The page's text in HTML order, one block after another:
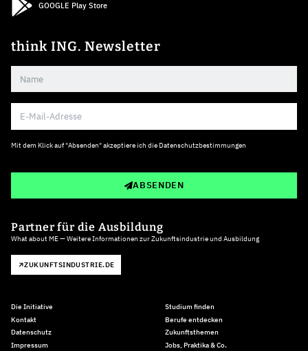
GOOGLE Play Store
think ING. Newsletter
Mit dem Klick auf "Absenden" akzeptiere ich die Datenschutzbestimmungen
ABSENDEN
Partner für die Ausbildung
What about ME — Weitere Informationen zur Zukunftsindustrie und Ausbildung
ZUKUNFTSINDUSTRIE.DE
Die Initiative
Kontakt
Datenschutz
Impressum
Studium finden
Berufe entdecken
Zukunftsthemen
Jobs, Praktika & Co.